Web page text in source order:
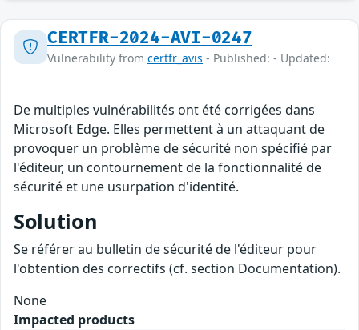
CERTFR-2024-AVI-0247
Vulnerability from certfr_avis - Published: - Updated:
De multiples vulnérabilités ont été corrigées dans
Microsoft Edge. Elles permettent à un attaquant de
provoquer un problème de sécurité non spécifié par
l'éditeur, un contournement de la fonctionnalité de
sécurité et une usurpation d'identité.
Solution
Se référer au bulletin de sécurité de l'éditeur pour
l'obtention des correctifs (cf. section Documentation).
None
Impacted products